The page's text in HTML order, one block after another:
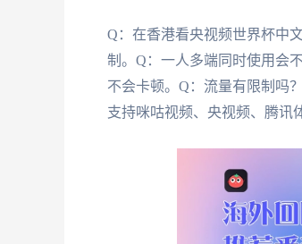
Q：在香港看央视频世界杯中
制。Q：一人多端同时使用会
不会卡顿。Q：流量有限制吗
支持咪咕视频、央视频、腾讯